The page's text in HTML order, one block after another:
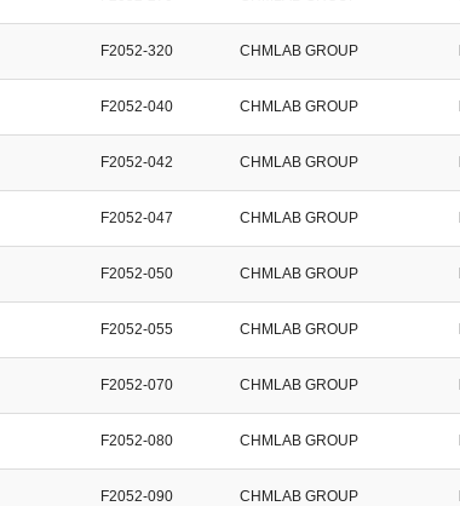
F2052-320 CHMLAB GROUP
F2052-040 CHMLAB GROUP
F2052-042 CHMLAB GROUP
F2052-047 CHMLAB GROUP
F2052-050 CHMLAB GROUP
F2052-055 CHMLAB GROUP
F2052-070 CHMLAB GROUP
F2052-080 CHMLAB GROUP
F2052-090 CHMLAB GROUP